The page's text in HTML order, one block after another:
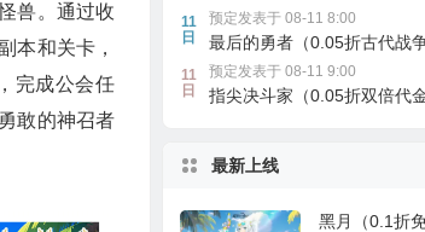
兽。通过收
本和关卡，
完成公会任
敢的神召者
11
日
预定发表于 08-11 8:00
最后的勇者（0.05折古代战争
11
日
预定发表于 08-11 9:00
指尖决斗家（0.05折双倍代金
最新上线
黑月（0.1折免